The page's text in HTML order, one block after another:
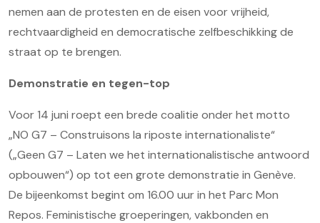
nemen aan de protesten en de eisen voor vrijheid,
rechtvaardigheid en democratische zelfbeschikking de
straat op te brengen.
Demonstratie en tegen-top
Voor 14 juni roept een brede coalitie onder het motto
„NO G7 – Construisons la riposte internationaliste“
(„Geen G7 – Laten we het internationalistische antwoord
opbouwen“) op tot een grote demonstratie in Genève.
De bijeenkomst begint om 16.00 uur in het Parc Mon
Repos. Feministische groeperingen, vakbonden en